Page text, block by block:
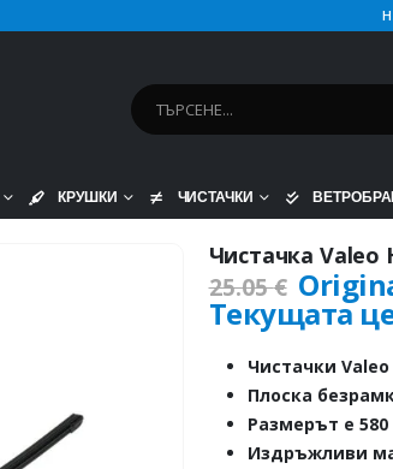
КРУШКИ ЧИСТАЧКИ
Чистачка Valeo
25.05€
Текущата
Чистачки
Плоска
Размерът е
Издръжливи